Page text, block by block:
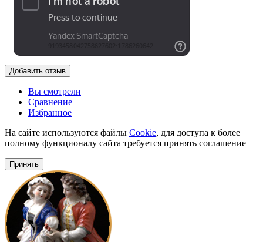
Добавить отзыв
Вы смотрели
Сравнение
Избранное
На сайте используются файлы Cookie, для доступа к более
полному функционалу сайта требуется принять соглашение
Принять